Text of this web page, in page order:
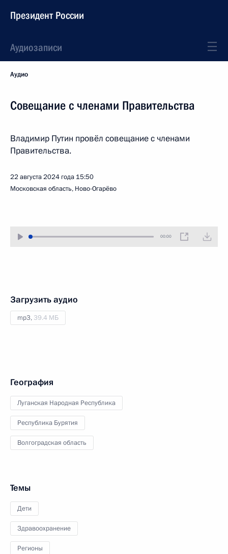
Президент России
Аудиозаписи
Аудио
Совещание с членами Правительства
Владимир Путин провёл совещание с членами
Правительства.
22 августа 2024 года 15:50
Московская область, Ново-Огарёво
00:00
Загрузить аудио
mp3, 39.4 МБ
География
Луганская Народная Республика
Республика Бурятия
Волгоградская область
Темы
Дети
Здравоохранение
Регионы